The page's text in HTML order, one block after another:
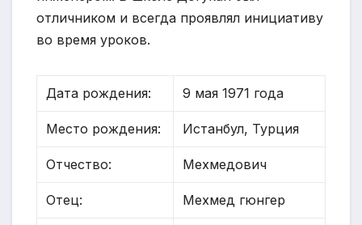
отличником и всегда проявлял инициативу
во время уроков.
Дата рождения: 9 мая 1971 года
Место рождения: Истанбул, Турция
Отчество: Мехмедович
Отец: Мехмед гюнгер